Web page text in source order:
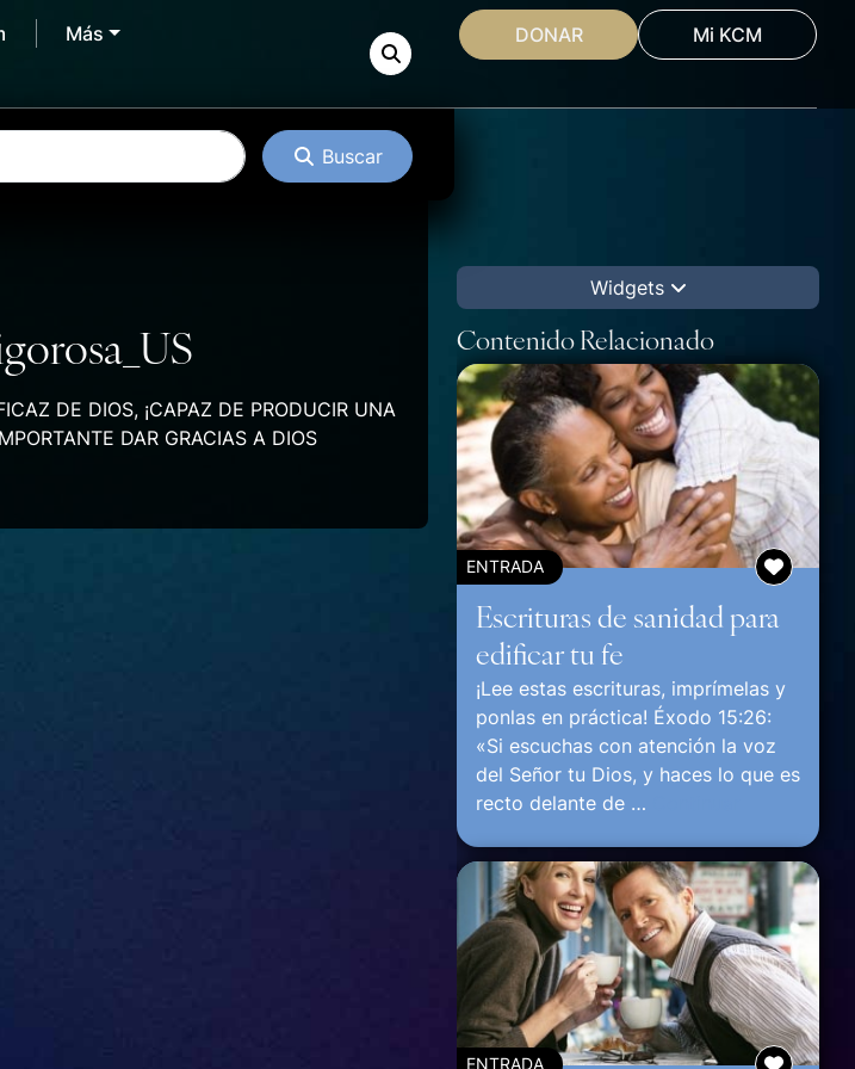
Más DONAR Mi KCM
Buscar
DE DIOS, ¡CAPAZ DE PRODUCIR UNA
DAR GRACIAS A DIOS
Widgets
Contenido Relacionado
ENTRADA
Escrituras de sanidad para
edificar tu fe
¡Lee estas escrituras, imprímelas y
ponlas en práctica! Éxodo 15:26:
«Si escuchas con atención la voz
del Señor tu Dios, y haces lo que es
recto delante de …
ENTRADA